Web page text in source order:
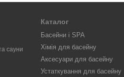
сауни
Каталог
Басейни і SPA
Хімія для басейну
Аксесуари для басейну
Устаткування для басейну